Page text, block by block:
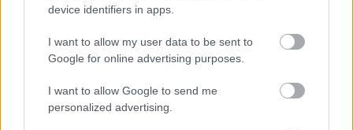
device identifiers in apps.
I want to allow my user data to be sent to
Google for online advertising purposes.
I want to allow Google to send me
personalized advertising.
A veszteségek ellenére a kocsik java átvészelte a
háborút. Nem így hajdani tulajdonosuk, a gyenge
fizikumú Häzler Aurél, aki tüdővészben pusztult el
az olasz fronton.
Ungvárra kerül Henry Ford ajándéka